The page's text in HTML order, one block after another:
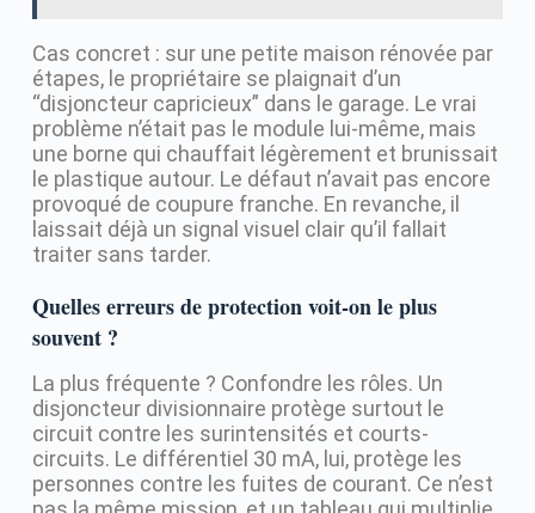
Cas concret : sur une petite maison rénovée par
étapes, le propriétaire se plaignait d’un
“disjoncteur capricieux” dans le garage. Le vrai
problème n’était pas le module lui-même, mais
une borne qui chauffait légèrement et brunissait
le plastique autour. Le défaut n’avait pas encore
provoqué de coupure franche. En revanche, il
laissait déjà un signal visuel clair qu’il fallait
traiter sans tarder.
Quelles erreurs de protection voit-on le plus
souvent ?
La plus fréquente ? Confondre les rôles. Un
disjoncteur divisionnaire protège surtout le
circuit contre les surintensités et courts-
circuits. Le différentiel 30 mA, lui, protège les
personnes contre les fuites de courant. Ce n’est